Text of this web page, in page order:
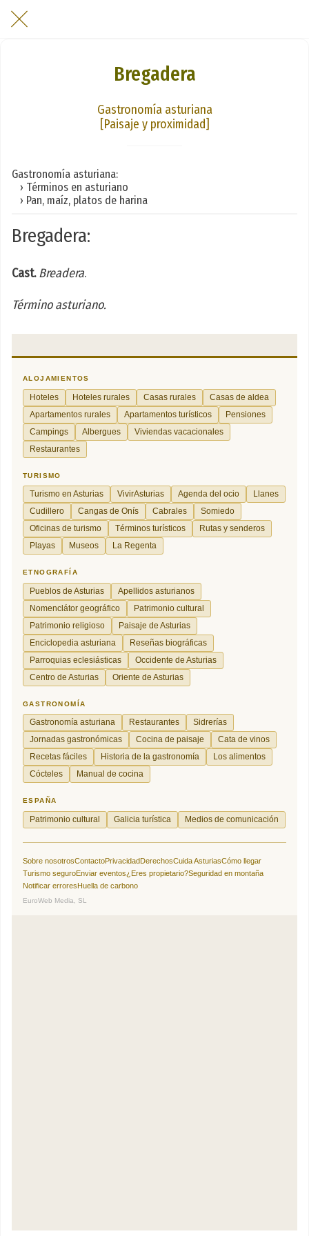
Bregadera
Gastronomía asturiana
[Paisaje y proximidad]
Gastronomía asturiana:
› Términos en asturiano
› Pan, maíz, platos de harina
Bregadera:
Cast. Breadera.
Término asturiano.